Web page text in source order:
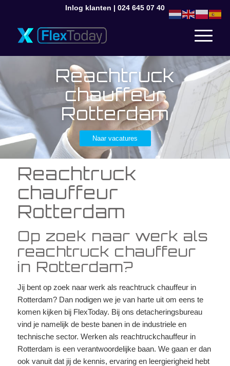
Inlog klanten | 024 645 07 40
Reachtruck
chauffeur
Rotterdam
Naar vacatures
Reachtruck
chauffeur
Rotterdam
Op zoek naar werk als
reachtruck chauffeur
in Rotterdam?
Jij bent op zoek naar werk als reachtruck chauffeur in
Rotterdam? Dan nodigen we je van harte uit om eens te
komen kijken bij FlexToday. Bij ons detacheringsbureau
vind je namelijk de beste banen in de industriele en
technische sector. Werken als reachtruckchauffeur in
Rotterdam is een verantwoordelijke baan. We gaan er dan
ook vanuit dat jij de kennis, ervaring en leergierigheid hebt